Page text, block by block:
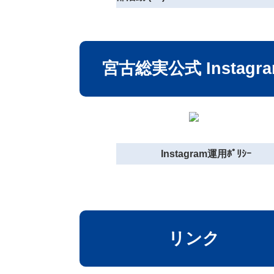
宮古総実公式
Instagram運用ﾎﾟﾘｼｰ
リンク